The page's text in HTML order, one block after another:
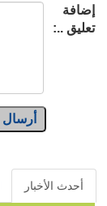
إضافة
تعليق ..:
أرسال
أحدث الأخبار